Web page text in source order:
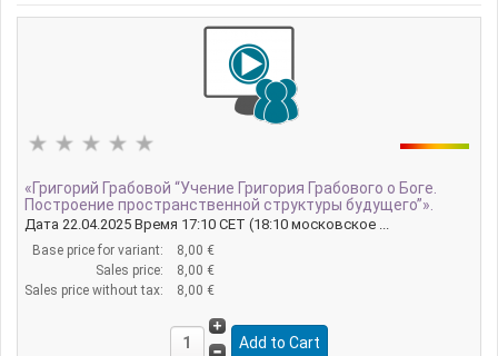
«Григорий Грабовой “Учение Григория Грабового о Боге.
Построение пространственной структуры будущего”».
Дата 22.04.2025 Время 17:10 CET (18:10 московское ...
Base price for variant:
8,00 €
Sales price:
8,00 €
Sales price without tax:
8,00 €